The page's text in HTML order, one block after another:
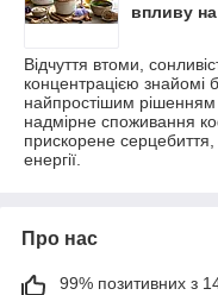
впливу
Відчуття втоми,
концентрацією знайомі
найпростішим
надмірне споживання
прискорене серцебиття,
енергії.
Про нас
99% позитивних з